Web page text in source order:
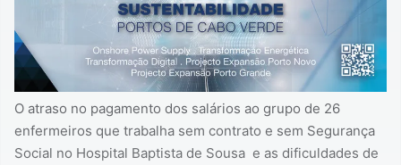
O atraso no pagamento dos salários ao grupo de 26
enfermeiros que trabalha sem contrato e sem Segurança
Social no Hospital Baptista de Sousa e as dificuldades de